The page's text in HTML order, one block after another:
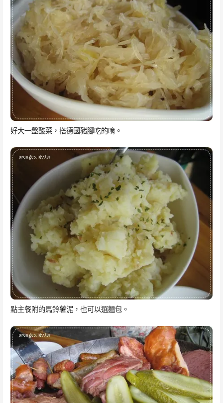
好大一盤酸菜，搭德國豬腳吃的唷。
點主餐附的馬鈴薯泥，也可以選麵包。